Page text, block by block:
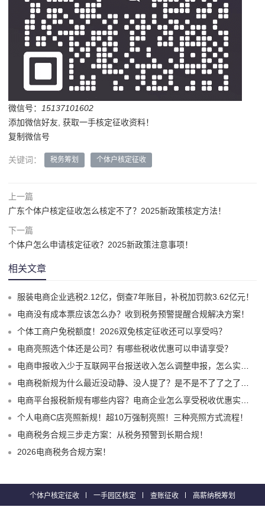
微信号：
15137101602
添加微信好友, 获取一手核定征收资料！
复制微信号
关键词： 税务筹划 个体户核定征收
上一篇
广东个体户核定征收怎么核定不了？2025新政策核定方法！
下一篇
个体户怎么申请核定征收？2025新政策注意事项！
相关文章
服装电商企业逃税2.12亿，倒查7年账目，补税加罚款3.62亿元！
电商没有成本票应该怎么办？收到税务预警提醒合规解决方案！
个体工商户免税额度！2026双免核定征收还可以享受吗？
电商亮照选个体还是公司？有哪些税收优惠可以申请享受？
电商申报收入少于互联网平台报送收入怎么调整申报，怎么实现合规申报享受税收优惠！
电商税新规为什么最近没动静、没人提了？是不是不了了之了嘛？
电商平台报税新规有哪些内容？电商企业怎么享受税收优惠实现税务合规？
个人电商C店亮照新规！超10万强制亮照！三种亮照方式流程！
电商税务合规三步走方案：从税务预警到长期合规！
2026电商税务合规方案！
个体户核定征收 一手园区核定 查账征收 高薪纳税筹划